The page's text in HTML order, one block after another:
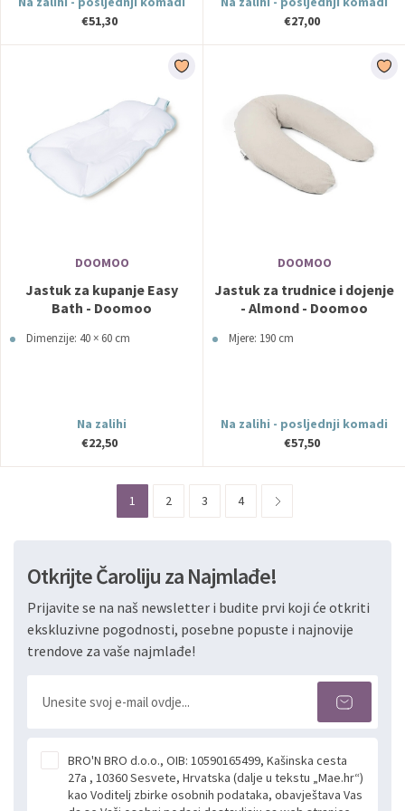
€51,30
€27,00
DOOMOO
Jastuk za kupanje Easy
Bath - Doomoo
Dimenzije: 40 × 60 cm
Na zalihi
€22,50
DOOMOO
Jastuk za trudnice i dojenje
- Almond - Doomoo
Mjere: 190 cm
Na zalihi - posljednji komadi
€57,50
1 2 3 4
Otkrijte Čaroliju za Najmlađe!
Prijavite se na naš newsletter i budite prvi koji će otkriti
ekskluzivne pogodnosti, posebne popuste i najnovije
trendove za vaše najmlađe!
BRO'N BRO d.o.o., OIB: 10590165499, Kašinska cesta
27a , 10360 Sesvete, Hrvatska (dalje u tekstu „Mae.hr“)
kao Voditelj zbirke osobnih podataka, obavještava Vas